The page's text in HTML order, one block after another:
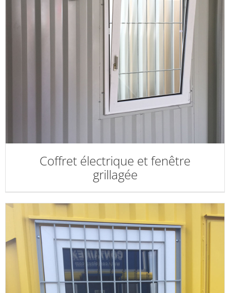
Coffret électrique et fenêtre
grillagée